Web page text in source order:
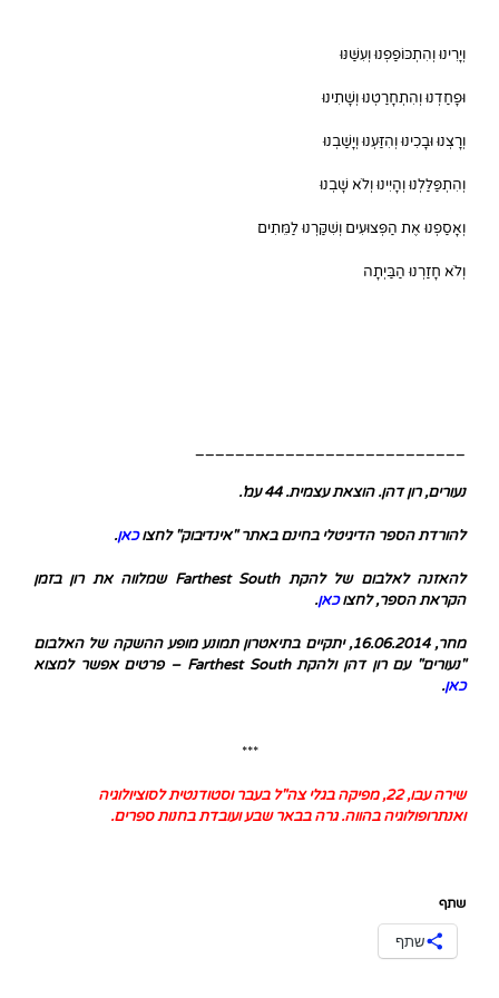
וְיָרִינוּ וְהִתְכּוֹפַפְנוּ וְעִשַּׁנּוּ
וּפָחַדְנוּ וְהִתְחָרַטְנוּ וְשָׁתִינוּ
וְרָצְנוּ וּבָכִינוּ וְהִזַּעְנוּ וְיָשַׁבְנוּ
וְהִתְפַּלַּלְנוּ וְהָיִינוּ וְלֹא שָׁבְנוּ
וְאָסַפְנוּ אֶת הַפְּצוּעִים וְשִׁקַּרְנוּ לַמֵּתִים
וְלֹא חָזַרְנוּ הַבַּיְתָה
נעורים, רון דהן. הוצאת עצמית. 44 עמ'.
להורדת הספר הדיגיטלי בחינם באתר "אינדיבוק" לחצוכאן.
להאזנה לאלבום של להקת Farthest South שמלווה את רון בזמן
הקראת הספר, לחצוכאן.
מחר, 16.06.2014, יתקיים בתיאטרון תמונע מופע ההשקה של האלבום
"נעורים" עם רון דהן ולהקת Farthest South – פרטים אפשר למצוא
כאן.
***
שירה עבו, 22, מפיקה בגלי צה"ל בעבר וסטודנטית לסוציולוגיה
ואנתרופולוגיה בהווה. גרה בבאר שבע ועובדת בחנות ספרים.
שתף
שתף